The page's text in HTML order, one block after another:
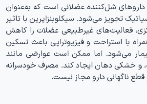
داروهای شل‌کننده عضلانی است که به‌عنوان
تجویز می‌شود. سیکلوبنزاپرین با تاثیر
فعالیت‌های غیرطبیعی عضلات را کاهش
با استراحت و فیزیوتراپی باعث تسکین
می‌شود. اما ممکن است عوارضی مانند
و خشکی دهان ایجاد کند. مصرف خودسرانه
ناگهانی دارو مجاز نیست.